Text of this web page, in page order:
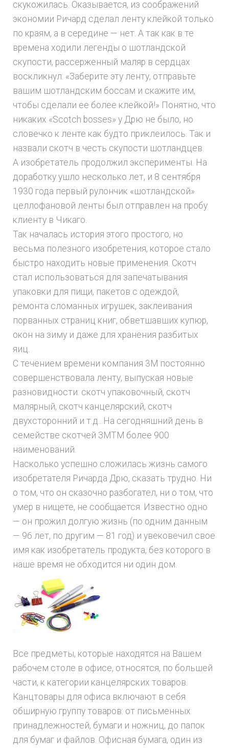
скукожилась. Оказывается, из соображений
экономии Ричард сделал ленту клейкой только
по краям, а в середине — нет. А так как в те
времена ходили легенды о шотландской
скупости, рассерженный маляр в сердцах
воскликнул: «Заберите эту ленту, отправьте
вашим шотландским боссам и скажите им,
чтобы сделали ее более клейкой!» Понятно, что
никаких «Scotch bosses» у Дрю не было, но
словечко к ленте как будто приклеилось. Так и
назвали скотч в честь скупости шотландцев.
А изобретатель продолжил эксперименты. На
доработку ушло несколько лет, и 8 сентября
1930 года первый рулончик «шотландской»
целлофановой ленты был отправлен на пробу
клиенту в Чикаго.
Так началась история этого простого, но
весьма полезного изобретения, которое стало
быстро находить новые применения. Скотч
стал использоваться для запечатывания
упаковки для пищи, пакетов с одеждой,
ремонта сломанных игрушек, заклеивания
порванных страниц книг, обветшавших купюр,
окон на зиму и даже для хранения разбитых
яиц.
С течением времени компания 3М постоянно
совершенствовала ленту, выпуская новые
разновидности: скотч упаковочный, скотч
малярный, скотч канцелярский, скотч
двухсторонний и т.д.. На сегодняшний день в
семействе скотчей ЗМTM более 900
наименований.
Насколько успешно сложилась жизнь самого
изобретателя Ричарда Дрю, сказать трудно. Ни
о том, что он сказочно разбогател, ни о том, что
умер в нищете, не сообщается. Известно одно
— он прожил долгую жизнь (по одним данным
— 96 лет, по другим — 81 год) и увековечил свое
имя как изобретатель продукта, без которого в
наше время не обходится ни один дом.
Все предметы, которые находятся на Вашем
рабочем столе в офисе, относятся, по большей
части, к категории канцелярских товаров.
Канцтовары для офиса включают в себя
обширную группу товаров: от письменных
принадлежностей, бумаги и ножниц, до папок
для бумаг и файлов. Офисная бумага, один из